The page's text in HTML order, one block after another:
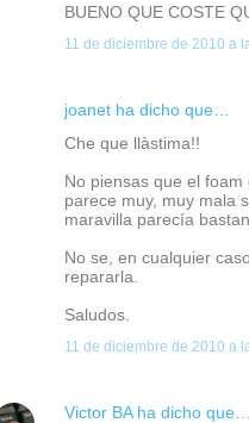
BUENO QUE COSTE
11 de diciembre de 2010 a
joanet ha dicho que…
Che que llàstima!!
No piensas que el
parece muy, muy mala
maravilla parecía
No se, en cualquier
repararla.
Saludos.
11 de diciembre de 2010 a
Victor BAha dicho que…